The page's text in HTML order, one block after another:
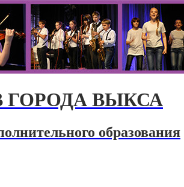
ВЫКСА
образования